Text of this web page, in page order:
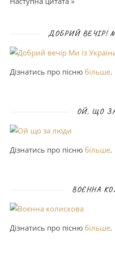
ДОБРИЙ ВЕЧІР!
Дізнатись про пісню більше.
ОЙ, ЩО
Дізнатись про пісню більше.
ВОЄННА
Дізнатись про пісню більше.